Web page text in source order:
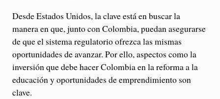
Desde Estados Unidos, la clave está en buscar la
manera en que, junto con Colombia, puedan asegurarse
de que el sistema regulatorio ofrezca las mismas
oportunidades de avanzar. Por ello, aspectos como la
inversión que debe hacer Colombia en la reforma a la
educación y oportunidades de emprendimiento son
clave.